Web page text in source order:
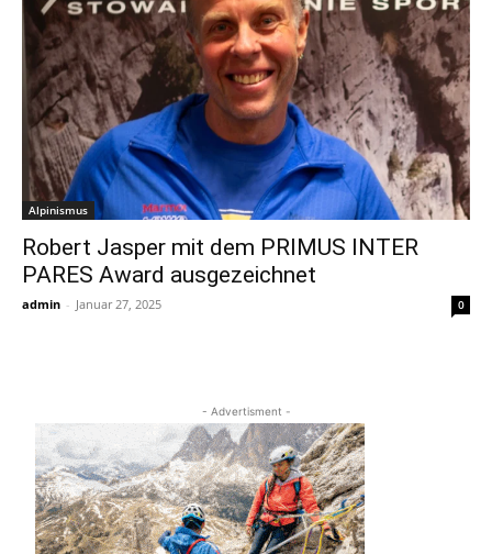
Alpinismus
Robert Jasper mit dem PRIMUS INTER
PARES Award ausgezeichnet
admin - Januar 27, 2025 0
- Advertisment -